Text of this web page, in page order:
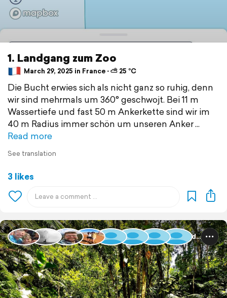
1. Landgang zum Zoo
March 29, 2025 in France ⋅ ⛅ 25 °C
Die Bucht erwies sich als nicht ganz so ruhig, denn
wir sind mehrmals um 360° geschwojt. Bei 11 m
Wassertiefe und fast 50 m Ankerkette sind wir im
40 m Radius immer schön um unseren Anker
Read more
See translation
3 likes
Guadeloupe und Dominica